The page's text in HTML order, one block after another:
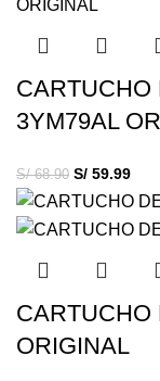
CARTUCHO
3YM79AL
S/68.90 S/ 59.99
CARTUCHO
ORIGINAL